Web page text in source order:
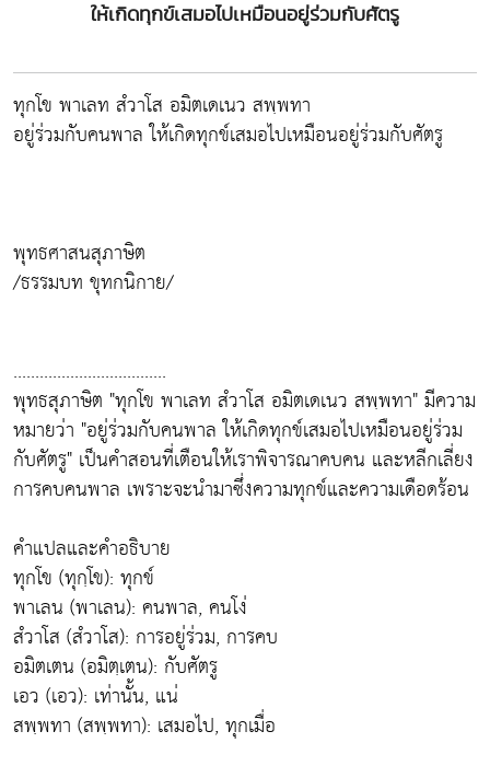
ให้เกิดทุกข์เสมอไปเหมือนอยู่ร่วมกับศัตรู
ทุกโข พาเลท สํวาโส อมิตเดเนว สพฺพทา
อยู่ร่วมกับคนพาล ให้เกิดทุกข์เสมอไปเหมือนอยู่ร่วมกับศัตรู
พุทธศาสนสุภาษิต
/ธรรมบท ขุทกนิกาย/
...................................
พุทธสุภาษิต "ทุกโข พาเลท สํวาโส อมิตเดเนว สพฺพทา" มีความ
หมายว่า "อยู่ร่วมกับคนพาล ให้เกิดทุกข์เสมอไปเหมือนอยู่ร่วม
กับศัตรู" เป็นคำสอนที่เตือนให้เราพิจารณาคบคน และหลีกเลี่ยง
การคบคนพาล เพราะจะนำมาซึ่งความทุกข์และความเดือดร้อน
คำแปลและคำอธิบาย
ทุกโข (ทุกฺโข): ทุกข์
พาเลน (พาเลน): คนพาล, คนโง่
สํวาโส (สํวาโส): การอยู่ร่วม, การคบ
อมิตเตน (อมิตฺเตน): กับศัตรู
เอว (เอว): เท่านั้น, แน่
สพฺพทา (สพฺพทา): เสมอไป, ทุกเมื่อ